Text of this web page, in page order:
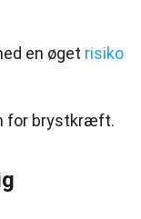
en øget risiko
for brystkræft.